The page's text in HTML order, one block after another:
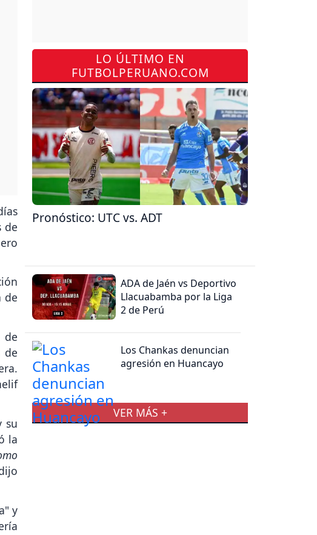
de
de
de
de
su
la
y
LO ÚLTIMO EN
FUTBOLPERUANO.COM
Pronóstico: UTC vs. ADT
ADA de Jaén vs Deportivo
Llacuabamba por la Liga
2 de Perú
Los Chankas denuncian
agresión en Huancayo
VER MÁS +